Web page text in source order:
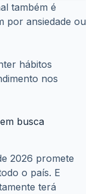
também é
por ansiedade ou
hábitos
nos
busca
2026 promete
o país. E
terá